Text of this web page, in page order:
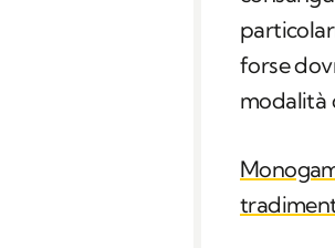
forse
modalità